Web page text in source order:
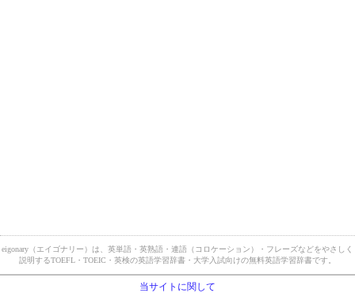
eigonary（エイゴナリー）は、英単語・英熟語・連語（コロケーション）・フレーズなどをやさしく
説明するTOEFL・TOEIC・英検の英語学習辞書・大学入試向けの無料英語学習辞書です。
当サイトに関して